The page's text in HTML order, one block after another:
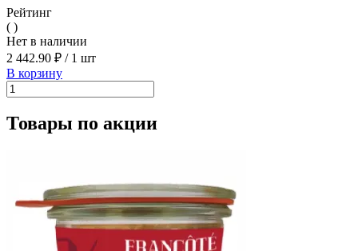
Рейтинг
( )
Нет в наличии
2 442.90 ₽ /1 шт
В корзину
Товары по акции